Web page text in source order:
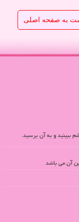
به صفحه اصلی
ببینید و به آن برسید.